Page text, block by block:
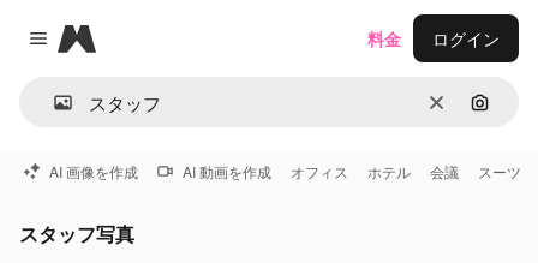
Close menu
Magnific
消去 画像で
料金 ログイン
AI 画像を作成 AI 動画を作成 オフィス ホテル 会議 スーツ
スタッフ写真